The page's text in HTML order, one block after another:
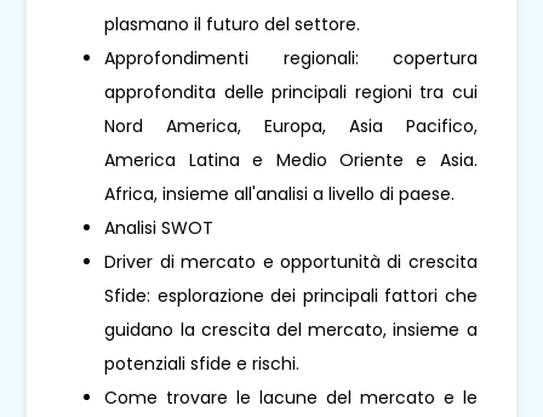
plasmano il futuro del settore.
Approfondimenti regionali: copertura
approfondita delle principali regioni tra cui
Nord America, Europa, Asia Pacifico,
America Latina e Medio Oriente e Asia.
Africa, insieme all'analisi a livello di paese.
Analisi SWOT
Driver di mercato e opportunità di crescita
Sfide: esplorazione dei principali fattori che
guidano la crescita del mercato, insieme a
potenziali sfide e rischi.
Come trovare le lacune del mercato e le